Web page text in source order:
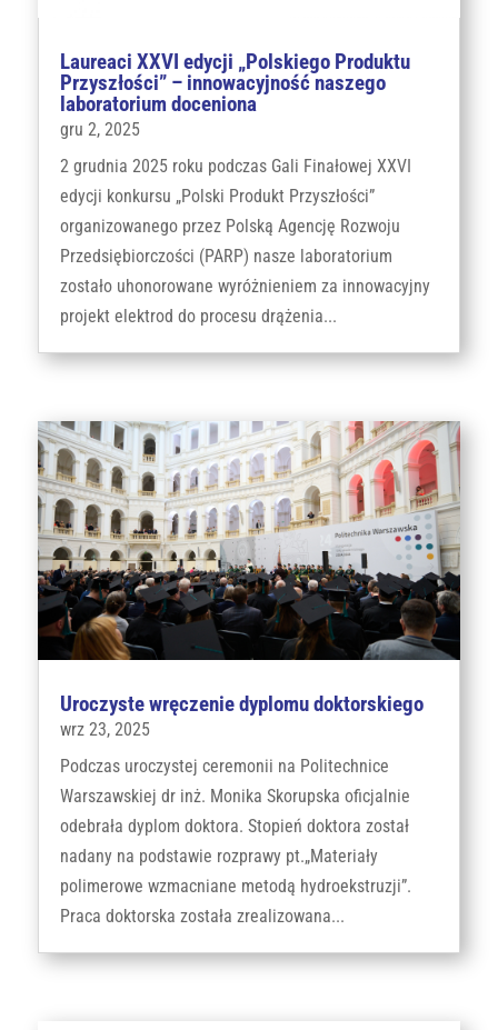
Laureaci XXVI edycji „Polskiego Produktu
Przyszłości” – innowacyjność naszego
laboratorium doceniona
gru 2, 2025
2 grudnia 2025 roku podczas Gali Finałowej XXVI
edycji konkursu „Polski Produkt Przyszłości”
organizowanego przez Polską Agencję Rozwoju
Przedsiębiorczości (PARP) nasze laboratorium
zostało uhonorowane wyróżnieniem za innowacyjny
projekt elektrod do procesu drążenia...
Uroczyste wręczenie dyplomu doktorskiego
wrz 23, 2025
Podczas uroczystej ceremonii na Politechnice
Warszawskiej dr inż. Monika Skorupska oficjalnie
odebrała dyplom doktora. Stopień doktora został
nadany na podstawie rozprawy pt.„Materiały
polimerowe wzmacniane metodą hydroekstruzji”.
Praca doktorska została zrealizowana...